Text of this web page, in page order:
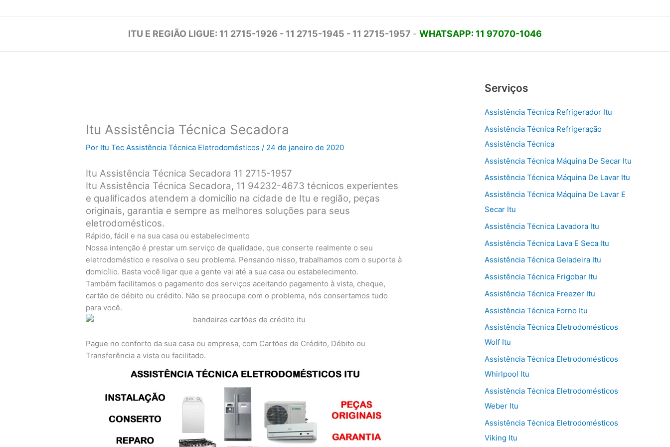
ITU E REGIÃO LIGUE: 11 2715-1926 - 11 2715-1945 - 11 2715-1957 - WHATSAPP: 11 97070-1046
Itu Assistência Técnica Secadora
Por Itu Tec Assistência Técnica Eletrodomésticos/ 24 de janeiro de 2020
Itu Assistência Técnica Secadora 11 2715-1957
Itu Assistência Técnica Secadora, 11 94232-4673 técnicos experientes
e qualificados atendem a domicílio na cidade de Itu e região, peças
originais, garantia e sempre as melhores soluções para seus
eletrodomésticos.
Rápido, fácil e na sua casa ou estabelecimento
Nossa intenção é prestar um serviço de qualidade, que conserte realmente o seu
eletrodoméstico e resolva o seu problema. Pensando nisso, trabalhamos com o suporte à
domicílio. Basta você ligar que a gente vai até a sua casa ou estabelecimento.
Também facilitamos o pagamento dos serviços aceitando pagamento à vista, cheque,
cartão de débito ou crédito. Não se preocupe com o problema, nós consertamos tudo
para você.
Pague no conforto da sua casa ou empresa, com Cartões de Crédito, Débito ou
Transferência a vista ou facilitado.
Serviços
Assistência Técnica Refrigerador Itu
Assistência Técnica Refrigeração
Assistência Técnica
Assistência Técnica Máquina De Secar Itu
Assistência Técnica Máquina De Lavar Itu
Assistência Técnica Máquina De Lavar E
Secar Itu
Assistência Técnica Lavadora Itu
Assistência Técnica Lava E Seca Itu
Assistência Técnica Geladeira Itu
Assistência Técnica Frigobar Itu
Assistência Técnica Freezer Itu
Assistência Técnica Forno Itu
Assistência Técnica Eletrodomésticos
Wolf Itu
Assistência Técnica Eletrodomésticos
Whirlpool Itu
Assistência Técnica Eletrodomésticos
Weber Itu
Assistência Técnica Eletrodomésticos
Viking Itu